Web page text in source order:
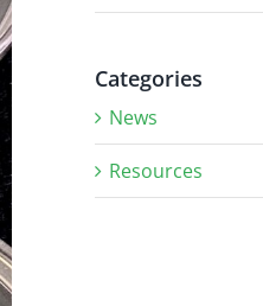
Categories
News
Resources